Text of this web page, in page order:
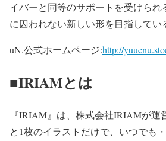
イバーと同等のサポートを受けら
に囚われない新しい形を目指してい
uN.公式ホームページ:http://
■IRIAMとは
『IRIAM』は、株式会社IRIAMが運
と1枚のイラストだけで、いつでも